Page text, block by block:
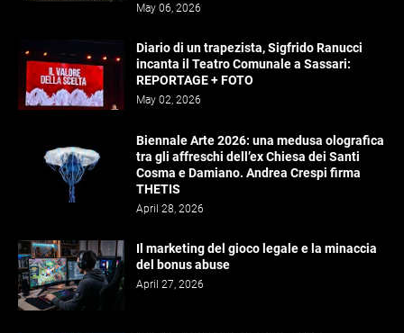
May 06, 2026
Diario di un trapezista, Sigfrido Ranucci
incanta il Teatro Comunale a Sassari:
REPORTAGE + FOTO
May 02, 2026
Biennale Arte 2026: una medusa olografica
tra gli affreschi dell’ex Chiesa dei Santi
Cosma e Damiano. Andrea Crespi firma
THETIS
April 28, 2026
Il marketing del gioco legale e la minaccia
del bonus abuse
April 27, 2026